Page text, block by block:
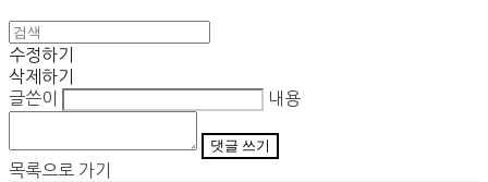
수정하기
삭제하기
글쓴이
내용
댓글 쓰기
목록으로 가기